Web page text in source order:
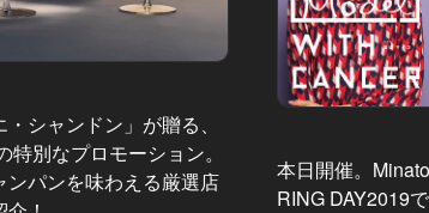
シャンドン」が贈る、
特別なプロモーション。
ンパンを味わえる厳選店
本日開催。
RING DAY2019